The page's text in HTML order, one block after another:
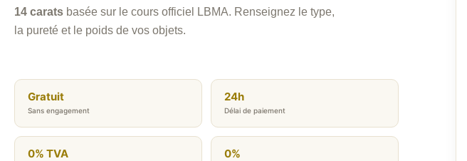
14 carats basée sur le cours officiel LBMA. Renseignez le type,
la pureté et le poids de vos objets.
Gratuit
Sans engagement
24h
Délai de paiement
0% TVA 0%